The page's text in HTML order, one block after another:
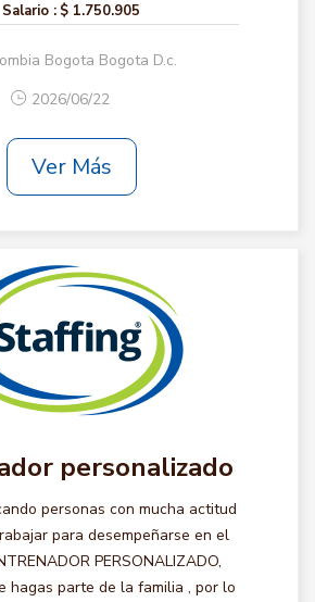
Salario : $ 1.750.905
Bogota Bogota D.c.
2026/06/22
Ver Más
personalizado
personas con mucha actitud
para desempeñarse en el
PERSONALIZADO,
hagas parte de la familia , por lo